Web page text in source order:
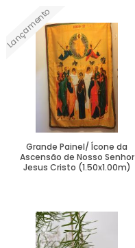
Lançamento
Grande Painel/ Ícone da
Ascensão de Nosso Senhor
Jesus Cristo (1.50x1.00m)